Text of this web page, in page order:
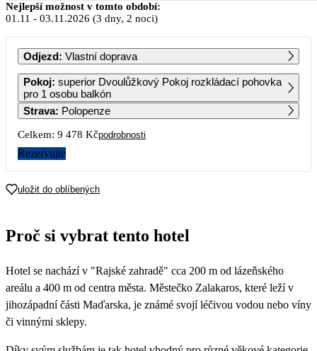
Listopad 2026
PO ÚT ST ČT PÁ SO NE
1
4 739
2 3
4 739
16
4 739
17
4 739
4 739 4 739 4 739 4 739
4 739
Nejlepší možnost v tomto období:
01.11 - 03.11.2026 (3 dny, 2 noci)
Odjezd: Vlastní doprava
Pokoj: superior Dvoulůžkový Pokoj rozkládací pohovka
pro 1 osobu balkón
Strava: Polopenze
Celkem: 9 478 Kčpodrobnosti
Rezervujte
uložit do oblíbených
Proč si vybrat tento hotel
Hotel se nachází v "Rajské zahradě" cca 200 m od lázeňského
areálu a 400 m od centra města. Městečko Zalakaros, které leží v
jihozápadní části Maďarska, je známé svojí léčivou vodou nebo víny
či vinnými sklepy.